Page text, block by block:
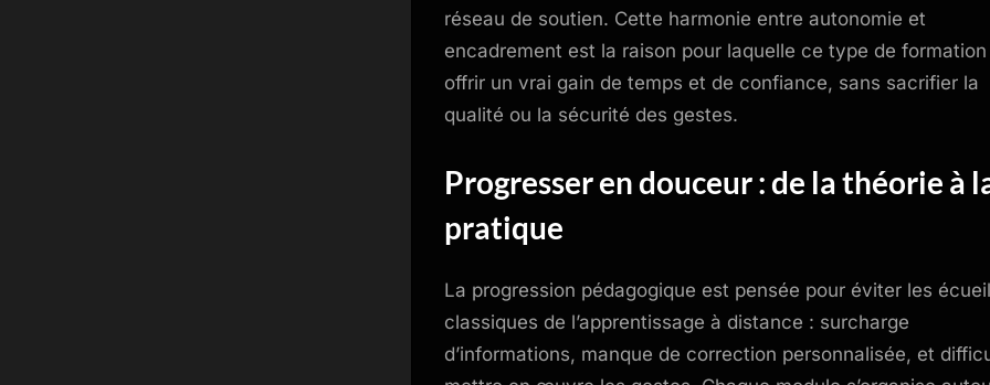
réseau de soutien. Cette harmonie entre autonomie et
encadrement est la raison pour laquelle ce type de
offrir un vrai gain de temps et de confiance, sans sacrifier la
qualité ou la sécurité des gestes.
Progresser en douceur : de la théorie à
pratique
La progression pédagogique est pensée pour éviter les
classiques de l’apprentissage à distance : surcharge
d’informations, manque de correction personnalisée, et